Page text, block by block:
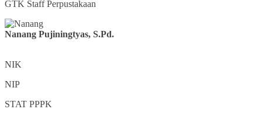
GTK Staff Perpustakaan
Nanang Pujiningtyas, S.Pd.
NIK
NIP
STAT PPPK